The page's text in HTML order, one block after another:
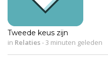
Tweede keus zijn
in Relaties-3 minuten geleden